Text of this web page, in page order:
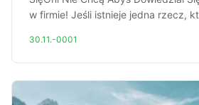
w firmie! Jeśli istnieje jedna rzecz,
30.11.-0001